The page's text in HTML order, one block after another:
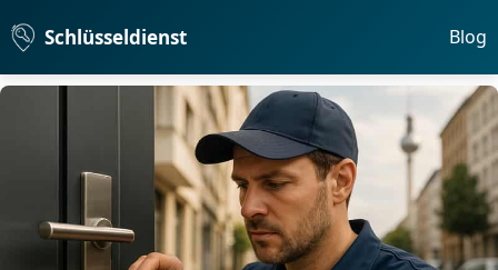
Schlüsseldienst Blog